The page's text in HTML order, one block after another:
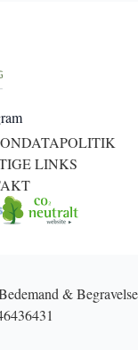
LINKS
& Begravelse